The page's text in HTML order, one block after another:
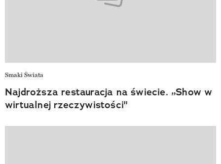
Smaki Świata
Najdroższa restauracja na świecie. „Show w
wirtualnej rzeczywistości"